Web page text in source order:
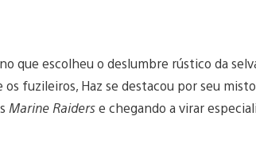
que escolheu o deslumbre rústico da
fuzileiros, Haz se destacou por seu
Marine Raiderse chegando a virar